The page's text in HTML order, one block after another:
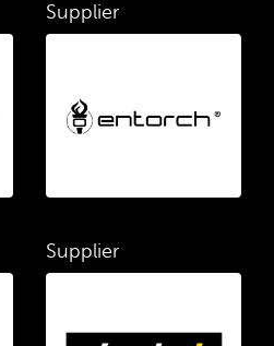
Supplier
Supplier